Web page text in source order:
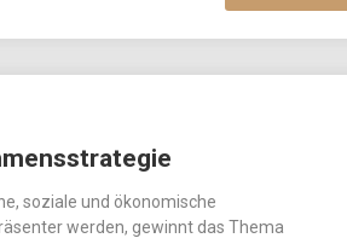
soziale und ökonomische
werden, gewinnt das Thema